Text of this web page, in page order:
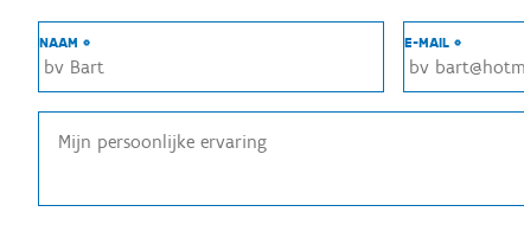
NAAM * E-MAIL *